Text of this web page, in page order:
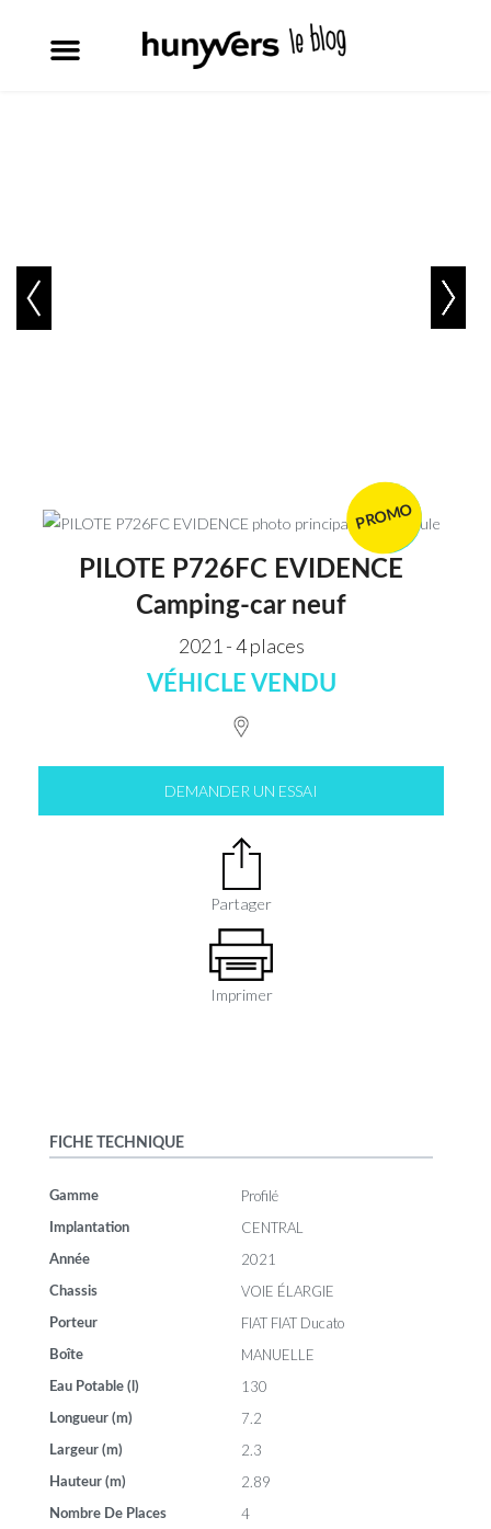
VENDU
PROMO
PILOTE P726FC EVIDENCE
Camping-car neuf
2021 - 4 places
VÉHICLE VENDU
DEMANDER UN ESSAI
Partager
Imprimer
FICHE TECHNIQUE
Gamme Profilé
Implantation CENTRAL
Année 2021
Chassis VOIE ÉLARGIE
Porteur FIAT FIAT Ducato
Boîte MANUELLE
Eau Potable (l) 130
Longueur (m) 7.2
Largeur (m) 2.3
Hauteur (m) 2.89
Nombre De Places 4